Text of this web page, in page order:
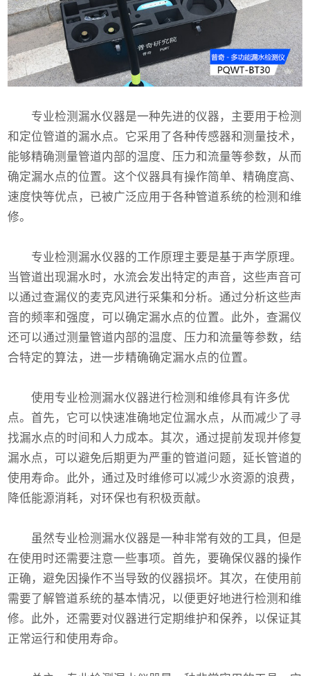
专业检测漏水仪器是一种先进的仪器，主要用于检测
和定位管道的漏水点。它采用了各种传感器和测量技术，
能够精确测量管道内部的温度、压力和流量等参数，从而
确定漏水点的位置。这个仪器具有操作简单、精确度高、
速度快等优点，已被广泛应用于各种管道系统的检测和维
修。
专业检测漏水仪器的工作原理主要是基于声学原理。
当管道出现漏水时，水流会发出特定的声音，这些声音可
以通过查漏仪的麦克风进行采集和分析。通过分析这些声
音的频率和强度，可以确定漏水点的位置。此外，查漏仪
还可以通过测量管道内部的温度、压力和流量等参数，结
合特定的算法，进一步精确确定漏水点的位置。
使用专业检测漏水仪器进行检测和维修具有许多优
点。首先，它可以快速准确地定位漏水点，从而减少了寻
找漏水点的时间和人力成本。其次，通过提前发现并修复
漏水点，可以避免后期更为严重的管道问题，延长管道的
使用寿命。此外，通过及时维修可以减少水资源的浪费，
降低能源消耗，对环保也有积极贡献。
虽然专业检测漏水仪器是一种非常有效的工具，但是
在使用时还需要注意一些事项。首先，要确保仪器的操作
正确，避免因操作不当导致的仪器损坏。其次，在使用前
需要了解管道系统的基本情况，以便更好地进行检测和维
修。此外，还需要对仪器进行定期维护和保养，以保证其
正常运行和使用寿命。